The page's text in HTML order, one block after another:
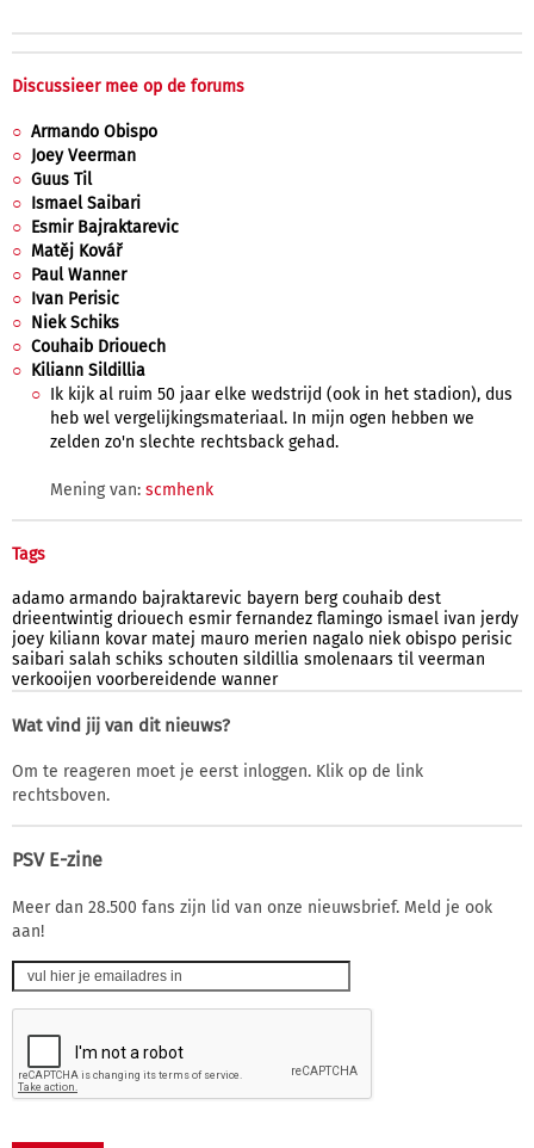
Discussieer mee op de forums
Armando Obispo
Joey Veerman
Guus Til
Ismael Saibari
Esmir Bajraktarevic
Matěj Kovář
Paul Wanner
Ivan Perisic
Niek Schiks
Couhaib Driouech
Kiliann Sildillia
Ik kijk al ruim 50 jaar elke wedstrijd (ook in het stadion), dus
heb wel vergelijkingsmateriaal. In mijn ogen hebben we
zelden zo'n slechte rechtsback gehad.
Mening van: scmhenk
Tags
adamo armando bajraktarevic bayern berg couhaib dest
drieentwintig driouech esmir fernandez flamingo ismael ivan jerdy
joey kiliann kovar matej mauro merien nagalo niek obispo perisic
saibari salah schiks schouten sildillia smolenaars til veerman
verkooijen voorbereidende wanner
Wat vind jij van dit nieuws?
Om te reageren moet je eerst inloggen. Klik op de link
rechtsboven.
PSV E-zine
Meer dan 28.500 fans zijn lid van onze nieuwsbrief. Meld je ook
aan!